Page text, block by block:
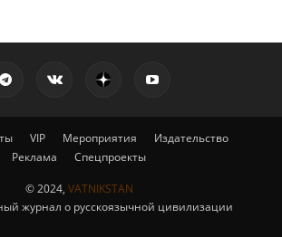
VIP Мероприятия
Издательство
Реклама
Спецпроекты
© 2024, VATNIKSTAN
журнал о русскоязычной цивилизации